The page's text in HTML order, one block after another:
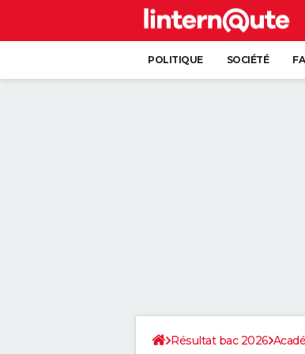
POLITIQUE SOCIÉTÉ
Résultat bac 2026